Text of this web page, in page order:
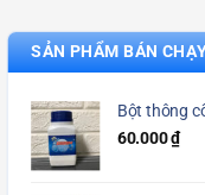
SẢN PHẨM BÁN
Bột thông
60.000₫